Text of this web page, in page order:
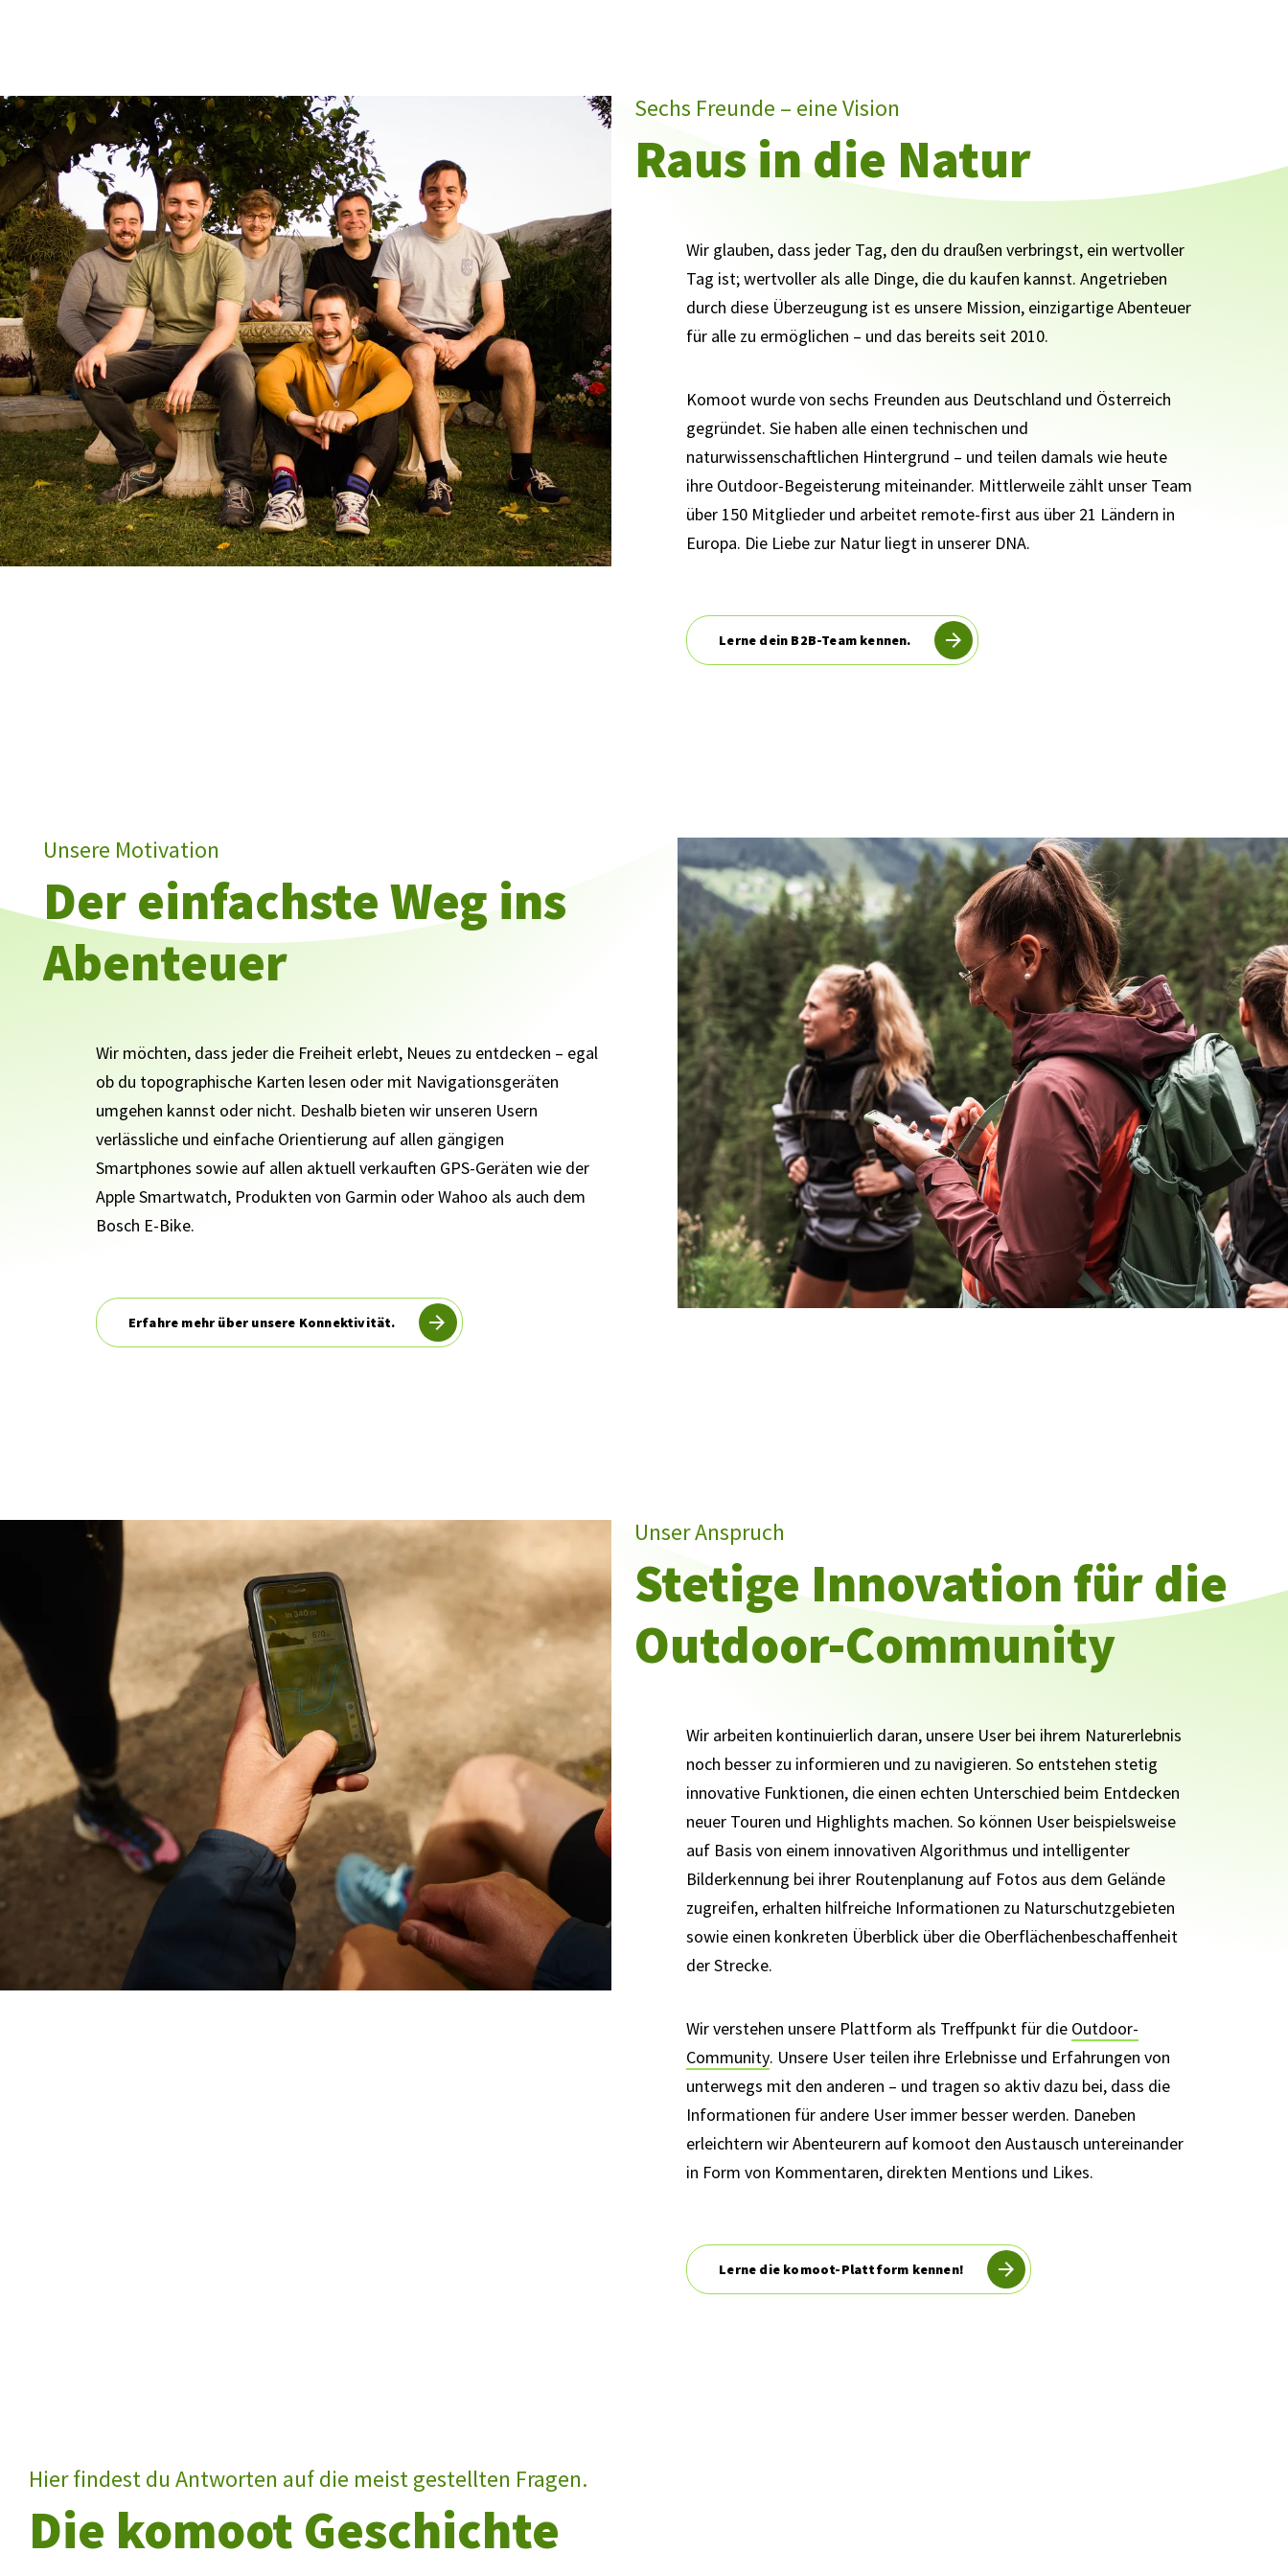
Sechs Freunde – eine Vision
Raus in die Natur
Wir glauben, dass jeder Tag, den du draußen verbringst, ein wertvoller
Tag ist; wertvoller als alle Dinge, die du kaufen kannst. Angetrieben
durch diese Überzeugung ist es unsere Mission, einzigartige Abenteuer
für alle zu ermöglichen – und das bereits seit 2010.
Komoot wurde von sechs Freunden aus Deutschland und Österreich
gegründet. Sie haben alle einen technischen und
naturwissenschaftlichen Hintergrund – und teilen damals wie heute
ihre Outdoor-Begeisterung miteinander. Mittlerweile zählt unser Team
über 150 Mitglieder und arbeitet remote-first aus über 21 Ländern in
Europa. Die Liebe zur Natur liegt in unserer DNA.
Lerne dein B2B-Team kennen.
Unsere Motivation
Der einfachste Weg ins
Abenteuer
Wir möchten, dass jeder die Freiheit erlebt, Neues zu entdecken – egal
ob du topographische Karten lesen oder mit Navigationsgeräten
umgehen kannst oder nicht. Deshalb bieten wir unseren Usern
verlässliche und einfache Orientierung auf allen gängigen
Smartphones sowie auf allen aktuell verkauften GPS-Geräten wie der
Apple Smartwatch, Produkten von Garmin oder Wahoo als auch dem
Bosch E-Bike.
Erfahre mehr über unsere Konnektivität.
Unser Anspruch
Stetige Innovation für die
Outdoor-Community
Wir arbeiten kontinuierlich daran, unsere User bei ihrem Naturerlebnis
noch besser zu informieren und zu navigieren. So entstehen stetig
innovative Funktionen, die einen echten Unterschied beim Entdecken
neuer Touren und Highlights machen. So können User beispielsweise
auf Basis von einem innovativen Algorithmus und intelligenter
Bilderkennung bei ihrer Routenplanung auf Fotos aus dem Gelände
zugreifen, erhalten hilfreiche Informationen zu Naturschutzgebieten
sowie einen konkreten Überblick über die Oberflächenbeschaffenheit
der Strecke.
Wir verstehen unsere Plattform als Treffpunkt für die Outdoor-
Community. Unsere User teilen ihre Erlebnisse und Erfahrungen von
unterwegs mit den anderen – und tragen so aktiv dazu bei, dass die
Informationen für andere User immer besser werden. Daneben
erleichtern wir Abenteurern auf komoot den Austausch untereinander
in Form von Kommentaren, direkten Mentions und Likes.
Lerne die komoot-Plattform kennen!
Hier findest du Antworten auf die meist gestellten Fragen.
Die komoot Geschichte